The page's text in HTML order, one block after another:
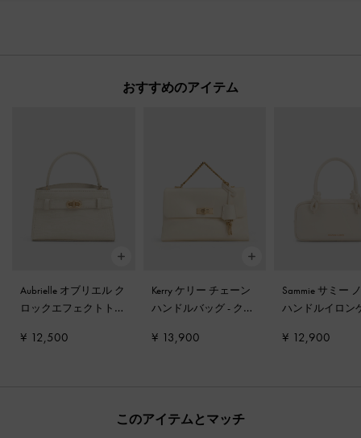
おすすめのアイテム
Aubrielle オブリエル ク
ロックエフェクトトッ
イボリー
¥ 12,500
Kerry ケリー チェーン
ハンドルバッグ- クリ
¥ 13,900
Sammie サミー
ハンドルイロン
ム
¥ 12,900
このアイテムとマッチ